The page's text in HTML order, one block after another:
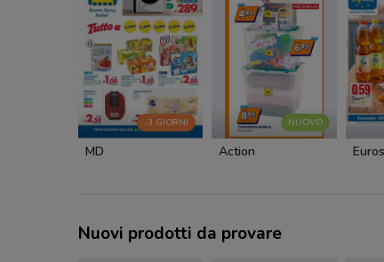
-3 GIORNI
MD
NUOVO
Action
Nuovi prodotti da provare